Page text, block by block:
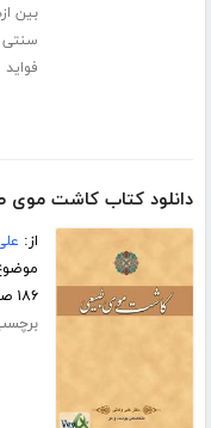
بین
سنتی
دانلود کتاب کاشت موی
از:
۱۸۶ صفحه